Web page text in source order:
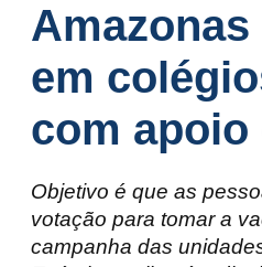
em
com
Objetivo é que as
votação para tomar a
campanha das